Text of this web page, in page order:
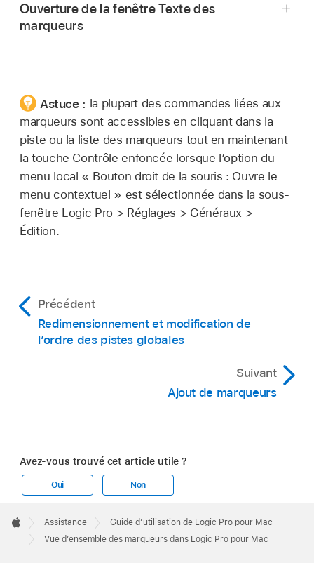
Choisissez Naviguer > « Ouvrir la liste des
marqueurs ».
Ouverture de la fenêtre Texte des
marqueurs
Choisissez Naviguer > « Ouvrir le texte des
marqueurs ».
Maintenez la touche Option enfoncée et
double-cliquez sur un marqueur de la piste des
marqueurs à l’aide de l’ outilPointeur.
Astuce : la plupart des commandes liées aux
marqueurs sont accessibles en cliquant dans la
piste ou la liste des marqueurs tout en maintenant
la touche Contrôle enfoncée lorsque l’option du
menu local « Bouton droit de la souris : Ouvre le
menu contextuel » est sélectionnée dans la sous-
fenêtre Logic Pro > Réglages > Généraux >
Édition.
Précédent
Redimensionnement et modification de
l’ordre des pistes globales
Suivant
Ajout de marqueurs
Avez-vous trouvé cet article utile ?
Oui Non
Footer

Apple
Assistance
Guide d’utilisation de Logic Pro pour Mac
Vue d’ensemble des marqueurs dans Logic Pro pour Mac